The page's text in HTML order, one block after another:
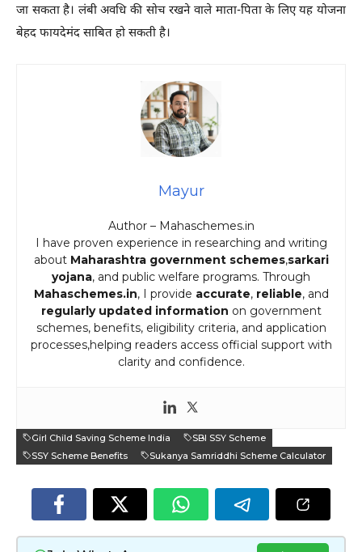
जा सकता है। लंबी अवधि की सोच रखने वाले माता-पिता के लिए यह योजना
बेहद फायदेमंद साबित हो सकती है।
Mayur
Author – Mahaschemes.in
I have proven experience in researching and writing
about Maharashtra government schemes,sarkari
yojana, and public welfare programs. Through
Mahaschemes.in, I provide accurate, reliable, and
regularly updated information on government
schemes, benefits, eligibility criteria, and application
processes,helping readers access official support with
clarity and confidence.
Girl Child Saving Scheme India
SBI SSY Scheme
SSY Scheme Benefits
Sukanya Samriddhi Scheme Calculator